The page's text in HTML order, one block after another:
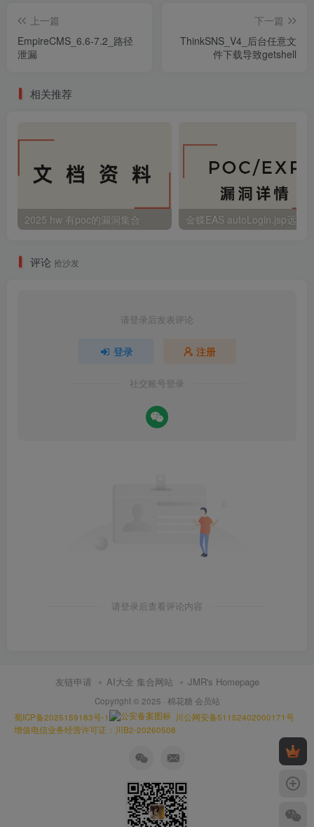
上一篇
EmpireCMS_6.6-7.2_路径
泄漏
下一篇
ThinkSNS_V4_后台任意文
件下载导致getshell
相关推荐
2025 hw 有poc的漏洞集合
评论 抢沙发
请登录后发表评论
登录 注册
社交账号登录
请登录后查看评论内容
友链申请 AI大全 集合网站 JMR's Homepage
Copyright © 2025 · 棉花糖 会员站
蜀ICP备2025159183号-1
川公网安备51152402000171号
增值电信业务经营许可证：川B2-20260508